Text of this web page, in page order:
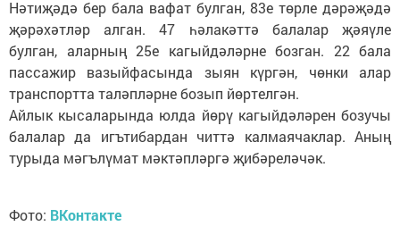
Нәтиҗәдә бер бала вафат булган, 83е төрле дәрәҗәдә
җәрәхәтләр алган. 47 һәлакәттә балалар җәяүле
булган, аларның 25е кагыйдәләрне бозган. 22 бала
пассажир вазыйфасында зыян күргән, чөнки алар
транспортта таләпләрне бозып йөртелгән.
Айлык кысаларында юлда йөрү кагыйдәләрен бозучы
балалар да игътибардан читтә калмаячаклар. Аның
турыда мәгълүмат мәктәпләргә җибәреләчәк.
Фото: ВКонтакте